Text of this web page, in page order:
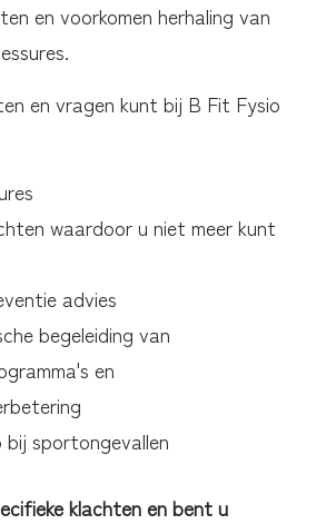
en voorkomen herhaling van
en vragen kunt bij B Fit Fysio
waardoor u niet meer kunt
advies
begeleiding van
en
bij sportongevallen
klachten en bent u